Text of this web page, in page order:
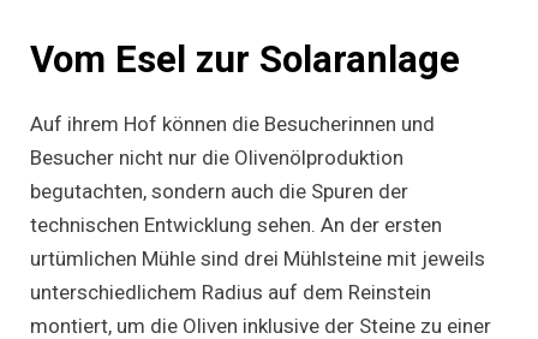
Vom Esel zur Solaranlage
Auf ihrem Hof können die Besucherinnen und
Besucher nicht nur die Olivenölproduktion
begutachten, sondern auch die Spuren der
technischen Entwicklung sehen. An der ersten
urtümlichen Mühle sind drei Mühlsteine mit jeweils
unterschiedlichem Radius auf dem Reinstein
montiert, um die Oliven inklusive der Steine zu einer